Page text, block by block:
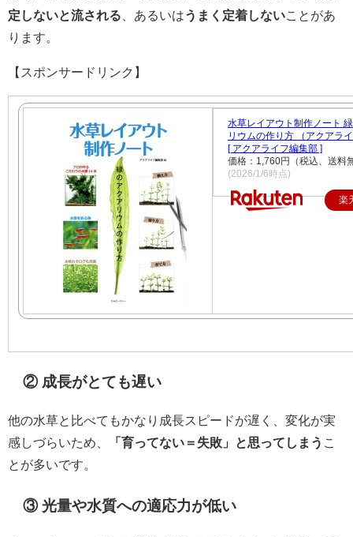
定しないと流される 、あるいはうまく定着しない ことがあ
ります。
【スポンサードリンク】
水草レイアウト制作ノート
リウムの作り方 （アクアラ
[ アクアライフ編集部 ]
価格：1,760円（税込、送料
(2026/1/6時点)
楽
② 成長がとても遅い
他の水草と比べてもかなり成長スピードが遅く、変化が実
感しづらいため、
「育ってない＝失敗」と思ってしまう こ
とが多いです。
③ 光量や水質への適応力が低い